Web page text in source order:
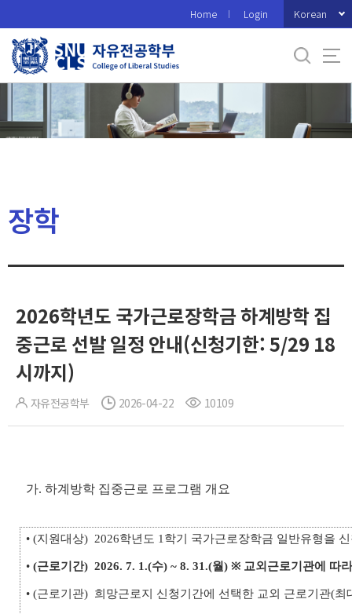
로
메
Home Login Korean
장학
2026학년도 국가근로장학금 하계방학 집
중근로 선발 일정 안내(신청기한: 5/29 18
시까지)
자유전공학부 2026-04-22 10109
가. 하계방학 집중근로 프로그램 개요
• (지원대상) 2026학년도 1학기 국가근로장학금 일반유형을
• (근로기간) 2026. 7. 1.(수) ~ 8. 31.(월) ※ 교외근로기관에 따
• (근로기관) 희망근로지 신청기간에 선택한 교외 근로기관(최